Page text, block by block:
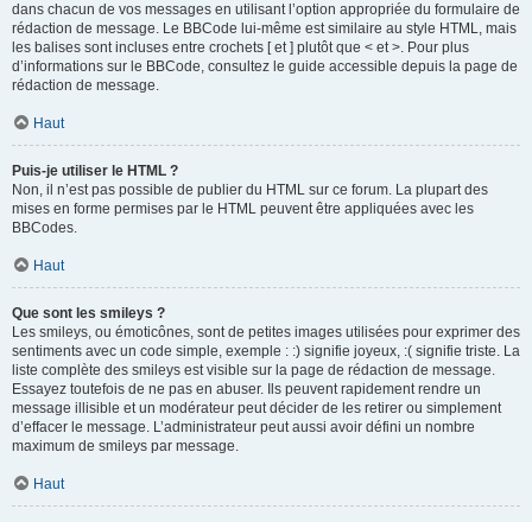
dans chacun de vos messages en utilisant l’option appropriée du formulaire de
rédaction de message. Le BBCode lui-même est similaire au style HTML, mais
les balises sont incluses entre crochets [ et ] plutôt que < et >. Pour plus
d’informations sur le BBCode, consultez le guide accessible depuis la page de
rédaction de message.
Haut
Puis-je utiliser le HTML ?
Non, il n’est pas possible de publier du HTML sur ce forum. La plupart des
mises en forme permises par le HTML peuvent être appliquées avec les
BBCodes.
Haut
Que sont les smileys ?
Les smileys, ou émoticônes, sont de petites images utilisées pour exprimer des
sentiments avec un code simple, exemple : :) signifie joyeux, :( signifie triste. La
liste complète des smileys est visible sur la page de rédaction de message.
Essayez toutefois de ne pas en abuser. Ils peuvent rapidement rendre un
message illisible et un modérateur peut décider de les retirer ou simplement
d’effacer le message. L’administrateur peut aussi avoir défini un nombre
maximum de smileys par message.
Haut